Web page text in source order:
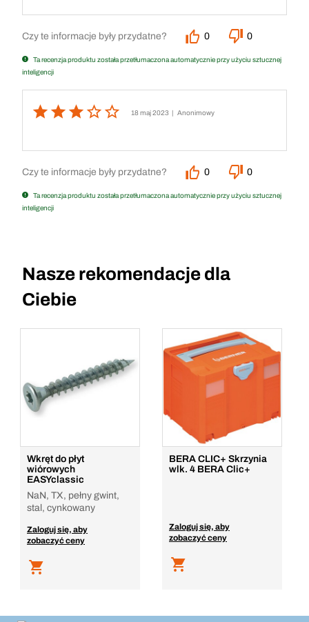
Czy te informacje były przydatne? 0 0
Ta recenzja produktu została przetłumaczona automatycznie przy użyciu sztucznej
inteligencji
18 maj 2023 | Anonimowy
Czy te informacje były przydatne? 0 0
Ta recenzja produktu została przetłumaczona automatycznie przy użyciu sztucznej
inteligencji
Nasze rekomendacje dla
Ciebie
Wkręt do płyt
wiórowych
EASYclassic
NaN, TX, pełny gwint,
stal, cynkowany
Zaloguj się, aby
zobaczyć ceny
BERA CLIC+ Skrzynia
wlk. 4 BERA Clic+
Zaloguj się, aby
zobaczyć ceny